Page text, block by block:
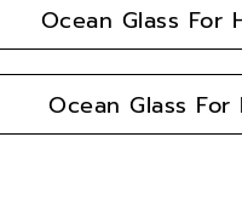
Ocean Glass For
Ocean Glass